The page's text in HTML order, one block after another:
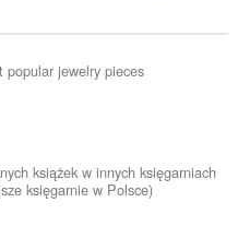
jewelry pieces
książek w innych księgarniach
księgarnie w Polsce)